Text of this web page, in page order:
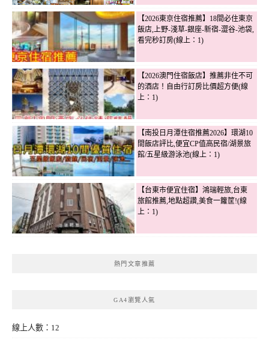
【2026東京住宿推薦】18間必住東京
飯店,上野-淺草-銀座-新宿-澀谷-池袋,
看完秒訂房(線上：1)
【2026澳門住宿飯店】推薦非住不可
的酒店！自由行訂房比價超方便(線
上：1)
【南投日月潭住宿推薦2026】環湖10
間飯店評比,便宜CP值高民宿/湖景旅
館/五星級游泳池(線上：1)
【台東市便宜住宿】鴻瑞輕旅,台東
旅館推薦,地點超讚,美食一籮筐!(線
上：1)
熱門文章推薦
GA4瀏覽人氣
線上人數：12